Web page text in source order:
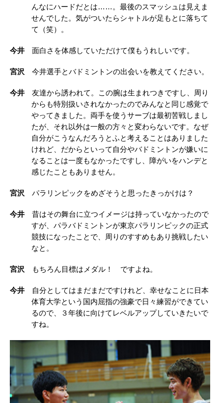
んなにハードだとは……。最後のスマッシュは見えま
せんでした。気がついたらシャトルが足もとに落ちて
て（笑）。
今井 面白さを体感していただけて僕もうれしいです。
宮沢 今井選手とバドミントンの出会いを教えてください。
今井 友達から誘われて。この腕は生まれつきですし、周り
からも特別扱いされなかったのでみんなと同じ感覚で
やってきました。両手を使うサーブは最初苦戦しまし
たが、それ以外は一般の方々と変わらないです。なぜ
自分がこうなんだろうとふと考えることはありました
けれど、だからといって自分やバドミントンが嫌いに
なることは一度もなかったですし、障がいをハンデと
感じたこともありません。
宮沢 パラリンピックをめざそうと思ったきっかけは？
今井 昔はその舞台に立つイメージは持っていなかったので
すが、パラバドミントンが東京パラリンピックの正式
競技になったことで、周りのすすめもあり挑戦したい
なと。
宮沢 もちろん目標はメダル！ ですよね。
今井 自分としてはまだまだですけれど、幸せなことに日本
体育大学という国内屈指の強豪で日々練習ができてい
るので、３年後に向けてレベルアップしていきたいで
すね。